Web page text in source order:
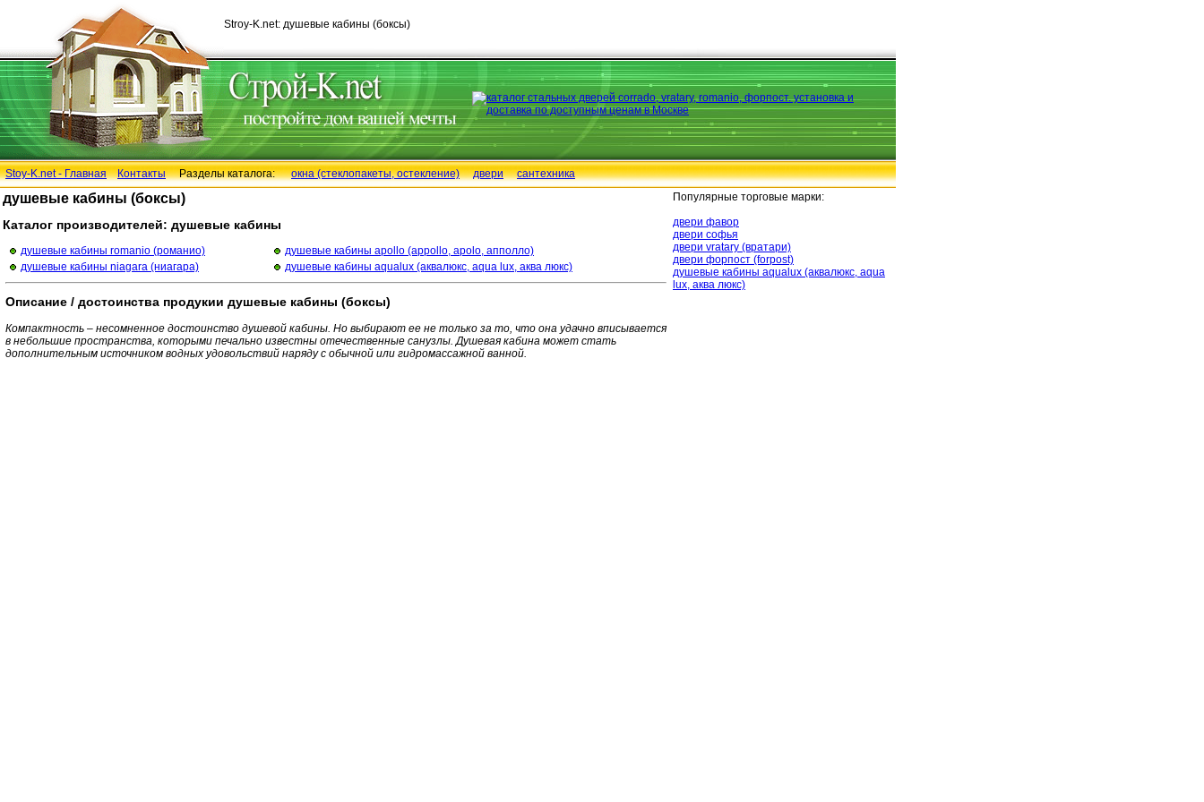
Stroy-K.net: душевые кабины (боксы)
Stoy-K.net - Главная КонтактыРазделы каталога:окна (стеклопакеты, остекление) двери сантехника
душевые кабины (боксы)
Каталог производителей: душевые кабины
душевые кабины romanio (романио)
душевые кабины apollo (appollo, apolo, апполло)
душевые кабины niagara (ниагара)
душевые кабины aqualux (аквалюкс, aqua lux, аква люкс)
Описание / достоинства продукии душевые кабины (боксы)
Компактность – несомненное достоинство душевой кабины. Но выбирают ее не только за то, что она удачно вписывается
в небольшие пространства, которыми печально известны отечественные санузлы. Душевая кабина может стать
дополнительным источником водных удовольствий наряду с обычной или гидромассажной ванной.
Популярные торговые марки:
двери фавор
двери софья
двери vratary (вратари)
двери форпост (forpost)
душевые кабины aqualux (аквалюкс, aqua
lux, аква люкс)